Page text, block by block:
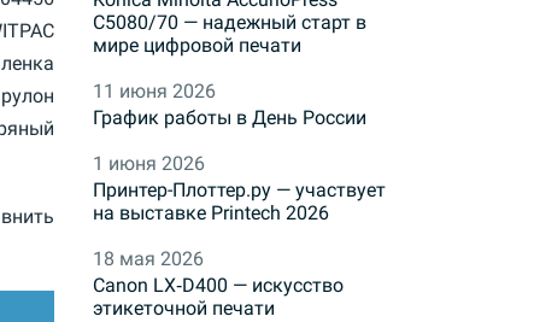
рулон
C5080/70 — надежный старт в
мире цифровой печати
11 июня 2026
График работы в День России
1 июня 2026
Принтер-Плоттер.ру — участвует
на выставке Printech 2026
18 мая 2026
Canon LX‑D400 — искусство
этикеточной печати